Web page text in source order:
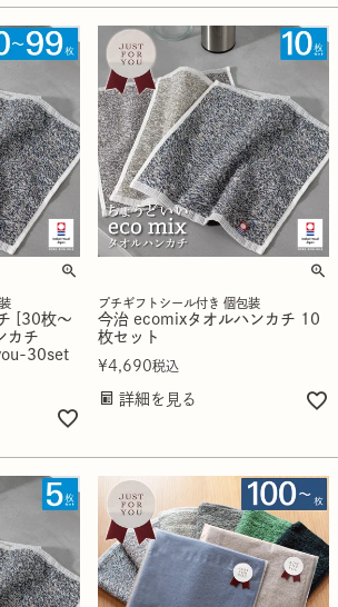
[30枚～
カチ
30set
プチギフトシール付き 個包装
今治 ecomixタオルハンカチ 10
枚セット
¥4,690税込
詳細を見る